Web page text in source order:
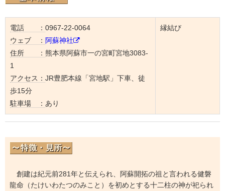
電話 ： 0967-22-0064
ウェブ ： 阿蘇神社
住所 ： 熊本県阿蘇市一の宮町宮地3083-
1
アクセス： JR豊肥本線「宮地駅」下車、徒
歩15分
駐車場 ： あり
縁結び
創建は紀元前281年と伝えられ、阿蘇開拓の祖と言われる健磐
龍命（たけいわたつのみこと）を初めとする十二柱の神が祀られ